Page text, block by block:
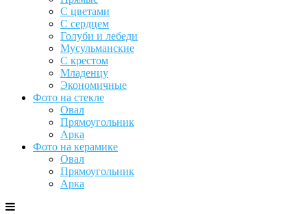
С цветами
С сердцем
Голуби и лебеди
Мусульманские
С крестом
Младенцу
Экономичные
Фото на стекле
Овал
Прямоугольник
Арка
Фото на керамике
Овал
Прямоугольник
Арка